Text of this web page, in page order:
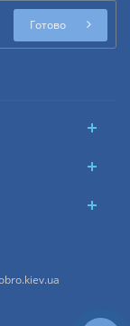
Готово